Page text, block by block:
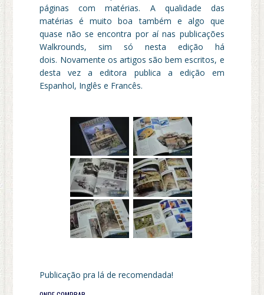
páginas com matérias. A qualidade das
matérias é muito boa também e algo que
quase não se encontra por aí nas publicações
Walkrounds, sim só nesta edição há
dois. Novamente os artigos são bem escritos, e
desta vez a editora publica a edição em
Espanhol, Inglês e Francês.
Publicação pra lá de recomendada!